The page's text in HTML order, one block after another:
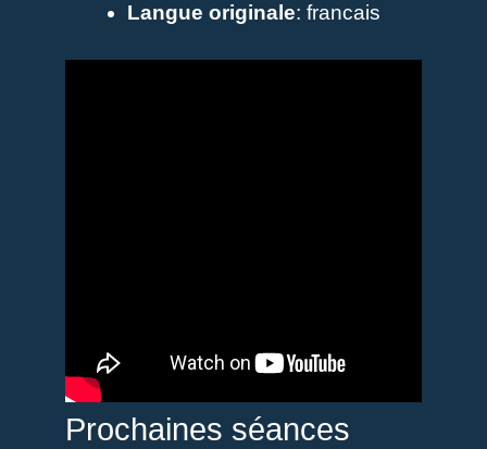
Langue originale: francais
Prochaines séances